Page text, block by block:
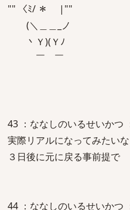
"" 〈ﾐ/ ＊ |""
(＼＿＿_ノ
丶Ｙ)(Ｙﾉ
￣ ￣
43 ：ななしのいるせいかつ
実際リアルになってみたいな
３日後に元に戻る事前提で
44 ：ななしのいるせいかつ